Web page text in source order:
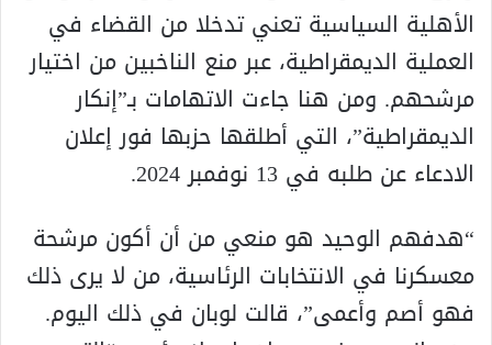
الأهلية السياسية تعني تدخلا من القضاء في
العملية الديمقراطية، عبر منع الناخبين من اختيار
مرشحهم. ومن هنا جاءت الاتهامات بـ”إنكار
الديمقراطية”، التي أطلقها حزبها فور إعلان
الادعاء عن طلبه في 13 نوفمبر 2024.
“هدفهم الوحيد هو منعي من أن أكون مرشحة
معسكرنا في الانتخابات الرئاسية، من لا يرى ذلك
فهو أصم وأعمى”، قالت لوبان في ذلك اليوم.